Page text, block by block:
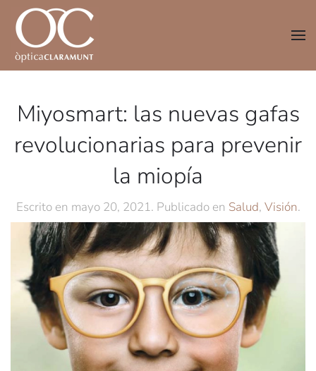
Ir al contenido principal
Miyosmart: las nuevas gafas
revolucionarias para prevenir
la miopía
Escrito en mayo 20, 2021. Publicado en Salud, Visión.